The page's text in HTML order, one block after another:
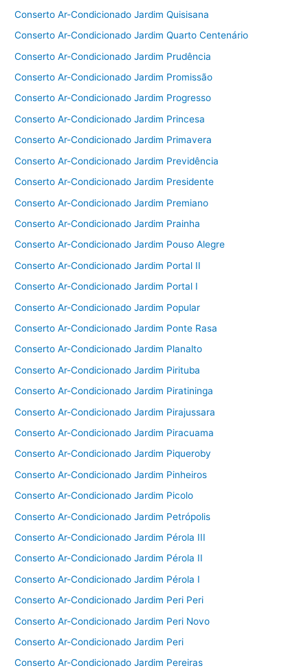
Conserto Ar-Condicionado Jardim Quisisana
Conserto Ar-Condicionado Jardim Quarto Centenário
Conserto Ar-Condicionado Jardim Prudência
Conserto Ar-Condicionado Jardim Promissão
Conserto Ar-Condicionado Jardim Progresso
Conserto Ar-Condicionado Jardim Princesa
Conserto Ar-Condicionado Jardim Primavera
Conserto Ar-Condicionado Jardim Previdência
Conserto Ar-Condicionado Jardim Presidente
Conserto Ar-Condicionado Jardim Premiano
Conserto Ar-Condicionado Jardim Prainha
Conserto Ar-Condicionado Jardim Pouso Alegre
Conserto Ar-Condicionado Jardim Portal II
Conserto Ar-Condicionado Jardim Portal I
Conserto Ar-Condicionado Jardim Popular
Conserto Ar-Condicionado Jardim Ponte Rasa
Conserto Ar-Condicionado Jardim Planalto
Conserto Ar-Condicionado Jardim Pirituba
Conserto Ar-Condicionado Jardim Piratininga
Conserto Ar-Condicionado Jardim Pirajussara
Conserto Ar-Condicionado Jardim Piracuama
Conserto Ar-Condicionado Jardim Piqueroby
Conserto Ar-Condicionado Jardim Pinheiros
Conserto Ar-Condicionado Jardim Picolo
Conserto Ar-Condicionado Jardim Petrópolis
Conserto Ar-Condicionado Jardim Pérola III
Conserto Ar-Condicionado Jardim Pérola II
Conserto Ar-Condicionado Jardim Pérola I
Conserto Ar-Condicionado Jardim Peri Peri
Conserto Ar-Condicionado Jardim Peri Novo
Conserto Ar-Condicionado Jardim Peri
Conserto Ar-Condicionado Jardim Pereiras